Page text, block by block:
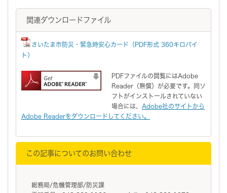
関連ダウンロードファイル
さいたま市防災・緊急時安心カード（PDF形式 360キロバイ
ト）
PDFファイルの閲覧にはAdobe
Reader（無償）が必要です。同ソ
フトがインストールされていない
場合には、 Adobe社のサイトから
Adobe Readerをダウンロードしてください。
この記事についてのお問い合わせ
総務局/危機管理部/防災課